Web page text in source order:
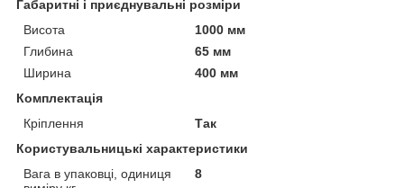
Габаритні і приєднувальні розміри
Висота
1000 мм
Глибина
65 мм
Ширина
400 мм
Комплектація
Кріплення
Так
Користувальницькі характеристики
Вага в упаковці, одиниця
8